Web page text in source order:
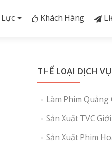
Khách Hàng
THỂ LOẠI DỊCH VỤ
Làm Phim Quảng
Sản Xuất TVC
Sản Xuất Phim